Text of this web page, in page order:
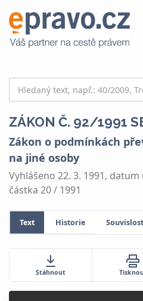
ZÁKON Č. 92/1991
Zákon o podmínkách
na jiné osoby
Vyhlášeno 22. 3. 1991,
částka 20 / 1991
Text Historie
Stáhnout